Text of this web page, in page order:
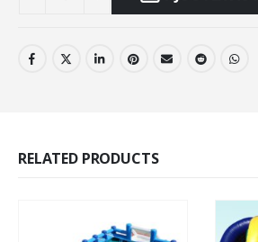
RELATED PRODUCTS